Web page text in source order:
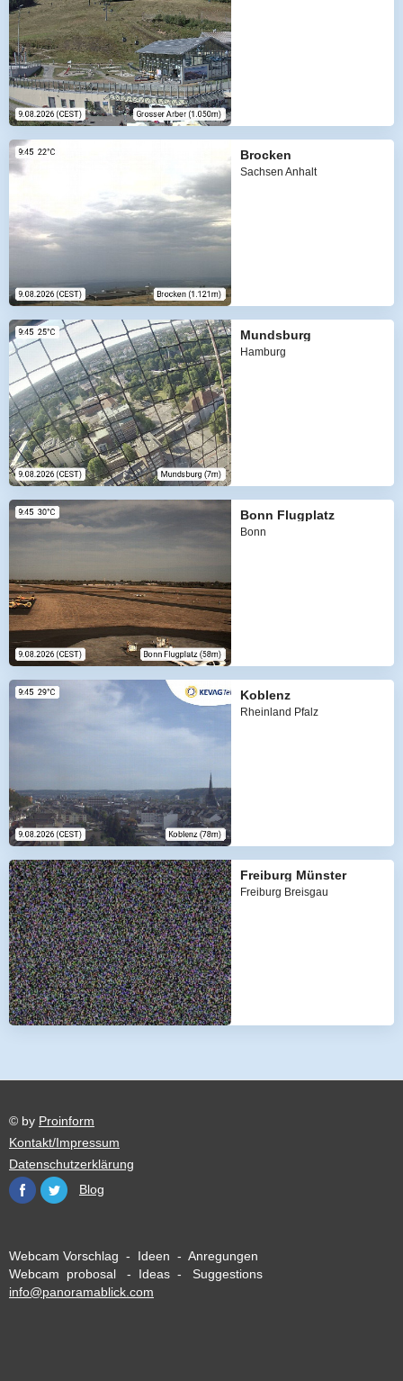
Brocken
Sachsen Anhalt
Mundsburg
Hamburg
Bonn Flugplatz
Bonn
Koblenz
Rheinland Pfalz
Freiburg Münster
Freiburg Breisgau
© by Proinform
Kontakt/Impressum
Datenschutzerklärung
Blog
Webcam Vorschlag - Ideen - Anregungen
Webcam probosal - Ideas - Suggestions
info@panoramablick.com